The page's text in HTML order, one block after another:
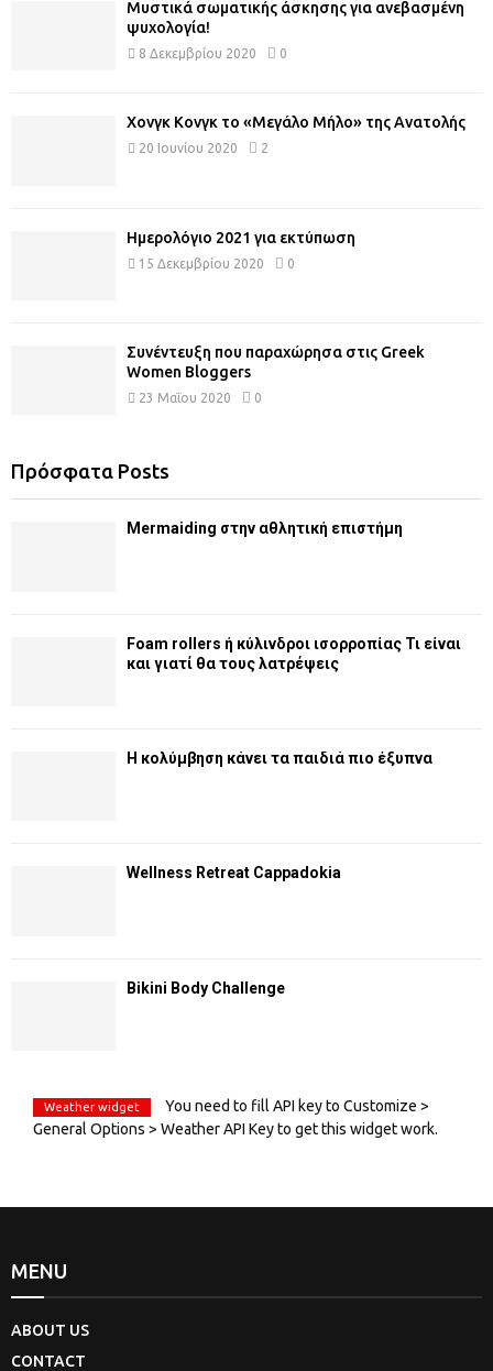
Μυστικά σωματικής άσκησης για ανεβασμένη
ψυχολογία!
8 Δεκεμβρίου 2020 0
Χονγκ Κονγκ το «Μεγάλο Μήλο» της Ανατολής
20 Ιουνίου 2020 2
Ημερολόγιο 2021 για εκτύπωση
15 Δεκεμβρίου 2020 0
Συνέντευξη που παραχώρησα στις Greek
Women Bloggers
23 Μαΐου 2020 0
Πρόσφατα Posts
Mermaiding στην αθλητική επιστήμη
Foam rollers ή κύλινδροι ισορροπίας Τι είναι
και γιατί θα τους λατρέψεις
Η κολύμβηση κάνει τα παιδιά πιο έξυπνα
Wellness Retreat Cappadokia
Bikini Body Challenge
Weather widget
You need to fill API key to Customize >
General Options > Weather API Key to get this widget work.
MENU
ABOUT US
CONTACT